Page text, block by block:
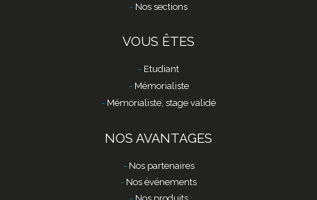
Nos sections
VOUS ÊTES
Etudiant
Mémorialiste
Mémorialiste, stage validé
NOS AVANTAGES
Nos partenaires
Nos événements